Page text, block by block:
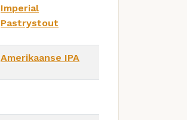
Imperial
Pastrystout
Amerikaanse IPA